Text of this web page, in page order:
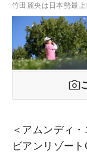
竹田麗央は日本勢最上
＜アムンディ
ビアンリゾー